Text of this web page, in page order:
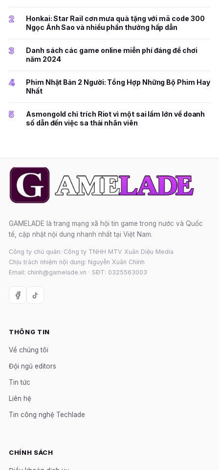
2
Honkai: Star Rail cơn mưa quà tặng với mã code 300
Ngọc Ánh Sao và nhiều phần thưởng hấp dẫn
3
Danh sách các game online miễn phí đáng để chơi
năm 2024
4
Phim Nhật Bản 2 Người: Tổng Hợp Những Bộ Phim Hay
Nhất
5
Asmongold chỉ trích Riot vì một sai lầm lớn về doanh
số dẫn đến việc sa thải nhân viên
GAMELADE là trang mạng xã hội tin game trong nước và Quốc
tế, cập nhật nội dung nhanh nhất tại Việt Nam.
Công ty chủ quản: Công ty TNHH MTV Xuân Diệu Media
Chịu trách nhiệm nội dung: Nguyễn Xuân Chính
Email: chinh@gamelade.vn · SĐT: 0325563003
THÔNG TIN
Về chúng tôi
Đội ngũ editors
Tin tức
Liên hệ
Tin công nghệ Techlade
CHÍNH SÁCH